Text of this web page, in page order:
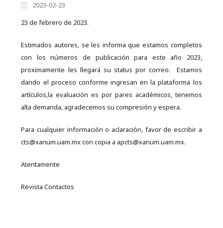
2023-02-23
23 de febrero de 2023.
Estimados autores, se les informa que estamos completos
con los números de publicación para este año 2023,
proximamente les llegará su status por correo. Estamos
dando el proceso conforme ingresan en la plataforma los
artículos,la evaluación es por pares académicos, tenemos
alta demanda, agradecemos su compresión y espera.
Para cualquier información o aclaración, favor de escribir a
cts@xanum.uam.mx con copia a apcts@xanum.uam.mx.
Atentamente
Revista Contactos